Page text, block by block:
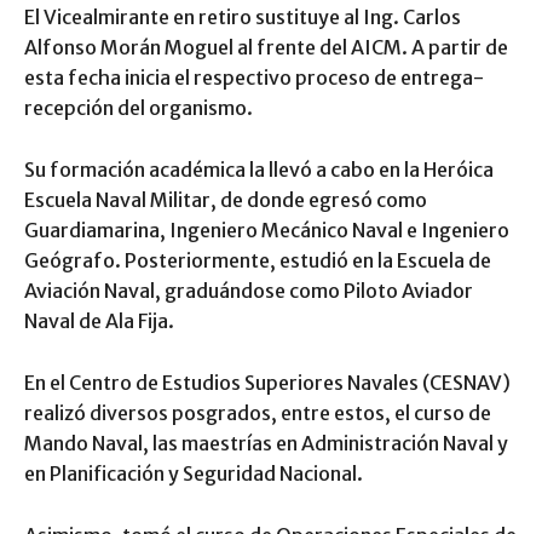
El Vicealmirante en retiro sustituye al Ing. Carlos
Alfonso Morán Moguel al frente del AICM. A partir de
esta fecha inicia el respectivo proceso de entrega-
recepción del organismo.
Su formación académica la llevó a cabo en la Heróica
Escuela Naval Militar, de donde egresó como
Guardiamarina, Ingeniero Mecánico Naval e Ingeniero
Geógrafo. Posteriormente, estudió en la Escuela de
Aviación Naval, graduándose como Piloto Aviador
Naval de Ala Fija.
En el Centro de Estudios Superiores Navales (CESNAV)
realizó diversos posgrados, entre estos, el curso de
Mando Naval, las maestrías en Administración Naval y
en Planificación y Seguridad Nacional.